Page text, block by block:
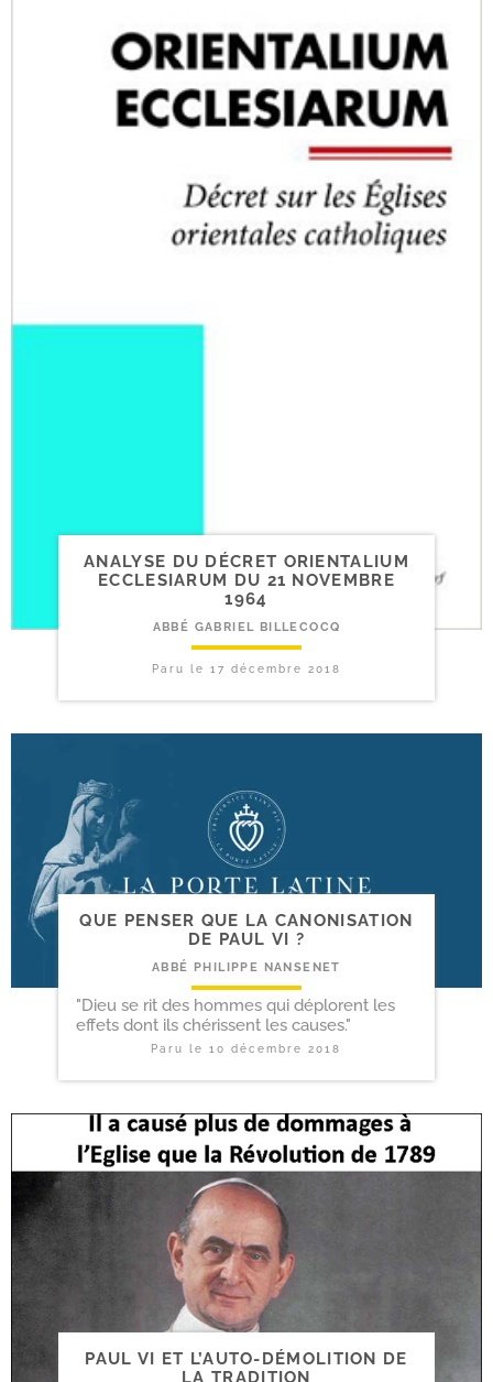
ANALYSE DU DÉCRET ORIENTALIUM
ECCLESIARUM DU 21 NOVEMBRE
1964
ABBÉ GABRIEL BILLECOCQ
Paru le 17 décembre 2018
QUE PENSER QUE LA CANONISATION
DE PAUL VI ?
ABBÉ PHILIPPE NANSENET
"Dieu se rit des hommes qui déplorent les
effets dont ils chérissent les causes."
Paru le10 décembre 2018
PAUL VI ET L’AUTO-​DÉMOLITION DE
LA TRADITION